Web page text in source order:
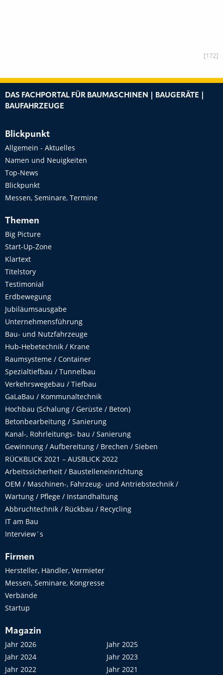
[172]
DAS FACHPORTAL FÜR BAUMASCHINEN | BAUGERÄTE |
BAUFAHRZEUGE
Blickpunkt
Allgemein - Aktuelles
Namen und Neuigkeiten
Top-News
Blickpunkt
Messen, Seminare, Termine
Themen
Big Picture
Start-Up-Zone
Klartext
Titelstory
Testimonial
Erdbewegung
Jubiläumsausgabe
Unternehmensführung
Bau- und Nutzfahrzeuge
Hub-Hebetechnik / Krane
Raumsysteme / Container
Spezialtiefbau / Tunnelbau
Verkehrswegebau / Tiefbau
GaLaBau / Kommunaltechnik
Hochbau (Schalung / Gerüste / Beton)
Betonbearbeitung / Sanierung
Kanal-, Rohrleitungs- bau / Sanierung
Gewinnung / Aufbereitung / Brechen / Sieben
RÜCKBLICK 2021 – AUSBLICK 2022
Arbeitssicherheit / Baustelleneinrichtung
OEM / Maschinen-, Fahrzeug- und Antriebstechnik /
Wartung / Pflege / Instandhaltung
Abbruchtechnik / Rückbau / Recycling
IT am Bau
Interview´s
Firmen
Hersteller, Händler, Vermieter
Messen, Seminare, Kongresse
Verbände
Startup
Magazin
Jahr 2026
Jahr 2025
Jahr 2024
Jahr 2023
Jahr 2022
Jahr 2021